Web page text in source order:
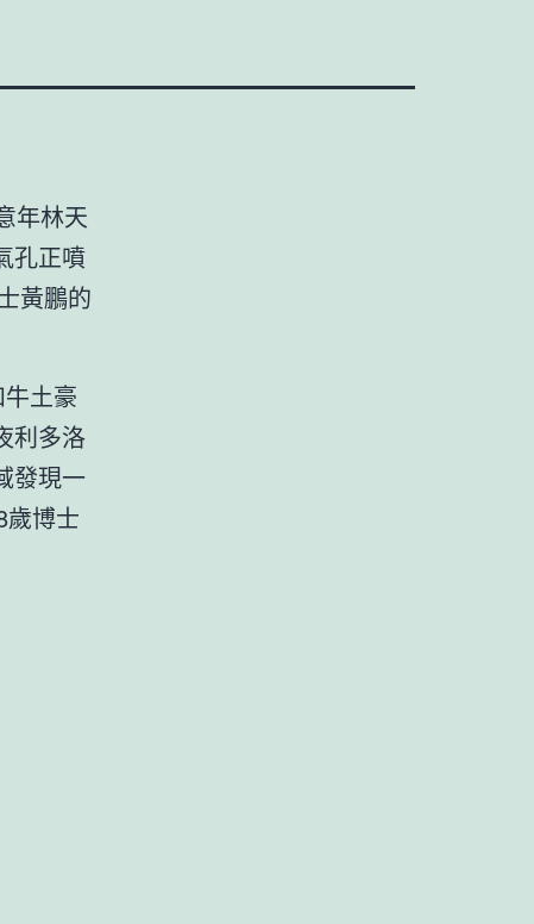
年林天
孔正噴
黃鵬的
土豪
利多洛
發現一
歲博士